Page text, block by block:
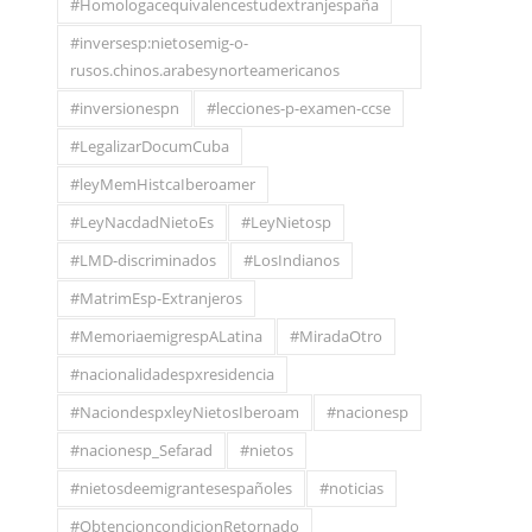
#Homologacequivalencestudextranjespaña
#inversesp:nietosemig-o-
rusos.chinos.arabesynorteamericanos
#inversionespn
#lecciones-p-examen-ccse
#LegalizarDocumCuba
#leyMemHistcaIberoamer
#LeyNacdadNietoEs
#LeyNietosp
#LMD-discriminados
#LosIndianos
#MatrimEsp-Extranjeros
#MemoriaemigrespALatina
#MiradaOtro
#nacionalidadespxresidencia
#NaciondespxleyNietosIberoam
#nacionesp
#nacionesp_Sefarad
#nietos
#nietosdeemigrantesespañoles
#noticias
#ObtencioncondicionRetornado